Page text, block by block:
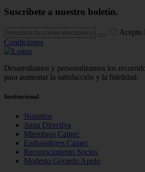
Suscríbete a nuestro boletín.
Acepto
Condiciones
Desarrollamos y personalizamos los
para aumentar la satisfacción y la fidelidad.
Institucional
Nosotros
Junta Directiva
Miembros Cainec
Embajadores Cainec
Reconocimiento Socios
Modesto Gerardo Apolo